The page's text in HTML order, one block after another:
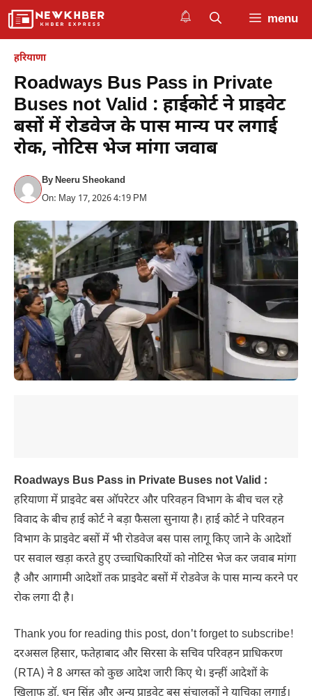
Skip
menu
हरियाणा
Roadways Bus Pass in Private
Buses not Valid : हाईकोर्ट ने प्राइवेट
बसों में रोडवेज के पास मान्य पर लगाई
रोक, नोटिस भेज मांगा जवाब
ByNeeru Sheokand
On: May 17, 2026 4:19 PM
Roadways Bus Pass in Private Buses not Valid :
हरियाणा में प्राइवेट बस ऑपरेटर और परिवहन विभाग के बीच चल रहे
विवाद के बीच हाई कोर्ट ने बड़ा फैसला सुनाया है। हाई कोर्ट ने परिवहन
विभाग के प्राइवेट बसों में भी रोडवेज बस पास लागू किए जाने के आदेशों
पर सवाल खड़ा करते हुए उच्चाधिकारियों को नोटिस भेज कर जवाब मांगा
है और आगामी आदेशों तक प्राइवेट बसों में रोडवेज के पास मान्य करने पर
रोक लगा दी है।
Thank you for reading this post, don't forget to subscribe!
दरअसल हिसार, फतेहाबाद और सिरसा के सचिव परिवहन प्राधिकरण
(RTA) ने 8 अगस्त को कुछ आदेश जारी किए थे। इन्हीं आदेशों के